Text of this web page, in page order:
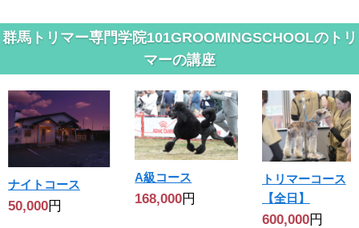
群馬トリマー専門学院101GROOMINGSCHOOLのトリ
マーの講座
ナイトコース
50,000円
A級コース
168,000円
トリマーコース
【全日】
600,000円